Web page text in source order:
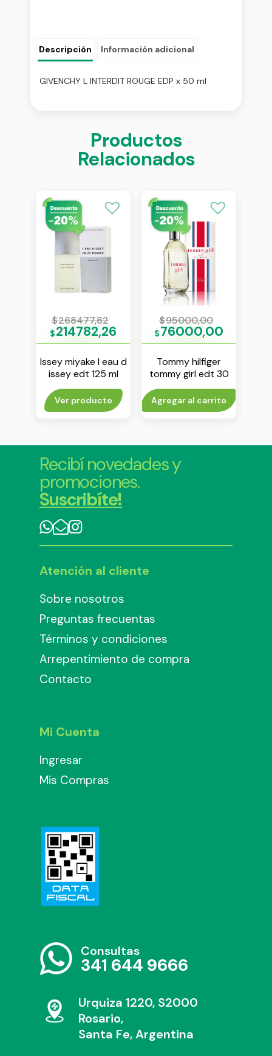
Descripción Información adicional
GIVENCHY L INTERDIT ROUGE EDP x 50 ml
Productos
Relacionados
$268477,82
$214782,26
Issey miyake l eau d
issey edt 125 ml
Ver producto
$95000,00
$76000,00
Tommy hilfiger
tommy girl edt 30
ml
Agregar al carrito
Recibí novedades y
promociones.
Suscribíte!
Atención al cliente
Sobre nosotros
Preguntas frecuentas
Términos y condiciones
Arrepentimiento de compra
Contacto
Mi Cuenta
Ingresar
Mis Compras
Consultas
341 644 9666
Urquiza 1220, S2000
Rosario,
Santa Fe, Argentina